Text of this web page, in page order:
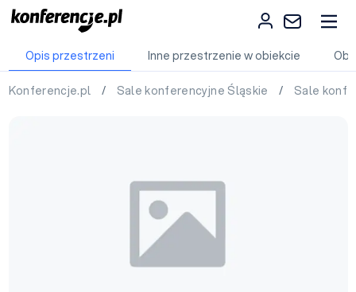
Opis przestrzeni Inne przestrzenie w obiekcie
Konferencje.pl / Sale konferencyjne Śląskie / Sale